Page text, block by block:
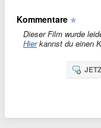
Kommentare
Dieser Film wurde
Hierkannst du einen